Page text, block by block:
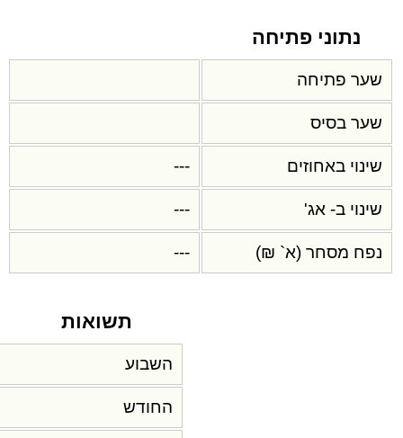
נתוני פתיחה
שער פתיחה
שער בסיס
שינוי באחוזים ---
שינוי ב- אג' ---
נפח מסחר (א` ₪) ---
תשואות
השבוע
החודש